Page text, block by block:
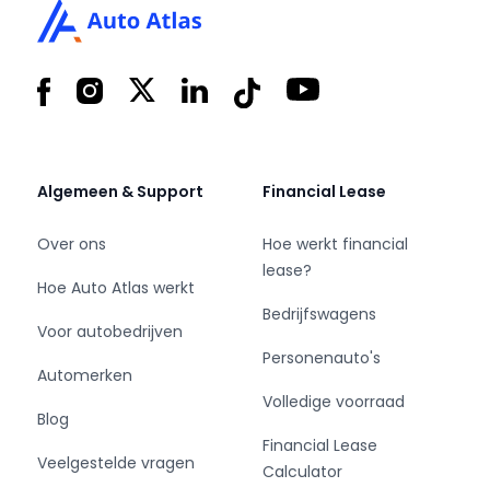
FacebookInstagram
X LinkedInTiktok YouTube
Algemeen & Support
Over ons
Hoe Auto Atlas werkt
Voor autobedrijven
Automerken
Blog
Veelgestelde vragen
Financial Lease
Hoe werkt financial
lease?
Bedrijfswagens
Personenauto's
Volledige voorraad
Financial Lease
Calculator